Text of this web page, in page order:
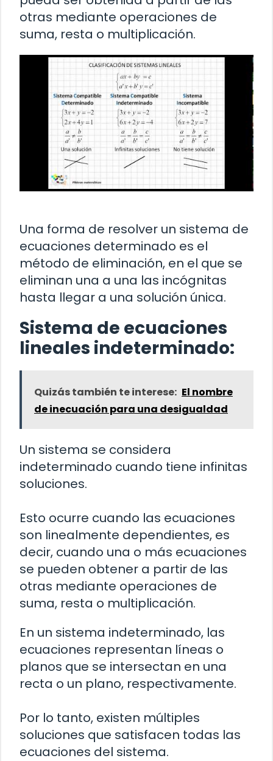
otras mediante operaciones de
suma, resta o multiplicación.
Una forma de resolver un sistema de
ecuaciones determinado es el
método de eliminación, en el que se
eliminan una a una las incógnitas
hasta llegar a una solución única.
Sistema de ecuaciones
lineales indeterminado:
Quizás también te interese: El nombre
de inecuación para una desigualdad
Un sistema se considera
indeterminado cuando tiene infinitas
soluciones.
Esto ocurre cuando las ecuaciones
son linealmente dependientes, es
decir, cuando una o más ecuaciones
se pueden obtener a partir de las
otras mediante operaciones de
suma, resta o multiplicación.
En un sistema indeterminado, las
ecuaciones representan líneas o
planos que se intersectan en una
recta o un plano, respectivamente.
Por lo tanto, existen múltiples
soluciones que satisfacen todas las
ecuaciones del sistema.